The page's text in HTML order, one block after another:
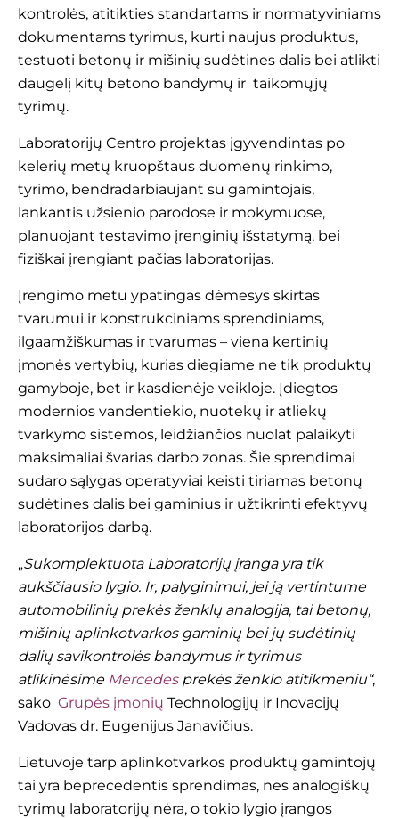
kontrolės, atitikties standartams ir normatyviniams
dokumentams tyrimus, kurti naujus produktus,
testuoti betonų ir mišinių sudėtines dalis bei atlikti
daugelį kitų betono bandymų ir taikomųjų
tyrimų.
Laboratorijų Centro projektas įgyvendintas po
kelerių metų kruopštaus duomenų rinkimo,
tyrimo, bendradarbiaujant su gamintojais,
lankantis užsienio parodose ir mokymuose,
planuojant testavimo įrenginių išstatymą, bei
fiziškai įrengiant pačias laboratorijas.
Įrengimo metu ypatingas dėmesys skirtas
tvarumui ir konstrukciniams sprendiniams,
ilgaamžiškumas ir tvarumas – viena kertinių
įmonės vertybių, kurias diegiame ne tik produktų
gamyboje, bet ir kasdienėje veikloje. Įdiegtos
modernios vandentiekio, nuotekų ir atliekų
tvarkymo sistemos, leidžiančios nuolat palaikyti
maksimaliai švarias darbo zonas. Šie sprendimai
sudaro sąlygas operatyviai keisti tiriamas betonų
sudėtines dalis bei gaminius ir užtikrinti efektyvų
laboratorijos darbą.
„Sukomplektuota Laboratorijų įranga yra tik
aukščiausio lygio. Ir, palyginimui, jei ją vertintume
automobilinių prekės ženklų analogija, tai betonų,
mišinių aplinkotvarkos gaminių bei jų sudėtinių
dalių savikontrolės bandymus ir tyrimus
atlikinėsime Mercedesprekės ženklo atitikmeniu“,
sako Grupės įmonių Technologijų ir Inovacijų
Vadovas dr. Eugenijus Janavičius.
Lietuvoje tarp aplinkotvarkos produktų gamintojų
tai yra beprecedentis sprendimas, nes analogiškų
tyrimų laboratorijų nėra, o tokio lygio įrangos